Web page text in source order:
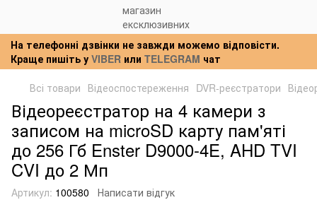
На телефонні дзвінки не завжди можемо відповісти.
Краще пишіть у VIBER или TELEGRAM чат
Всі товари Відеоспостереження DVR-реєстратори
Відеореєстратор на 4 камери з
записом на microSD карту пам'яті
до 256 Гб Enster D9000-4E, AHD TVI
CVI до 2 Мп
Артикул: 100580 Написати відгук